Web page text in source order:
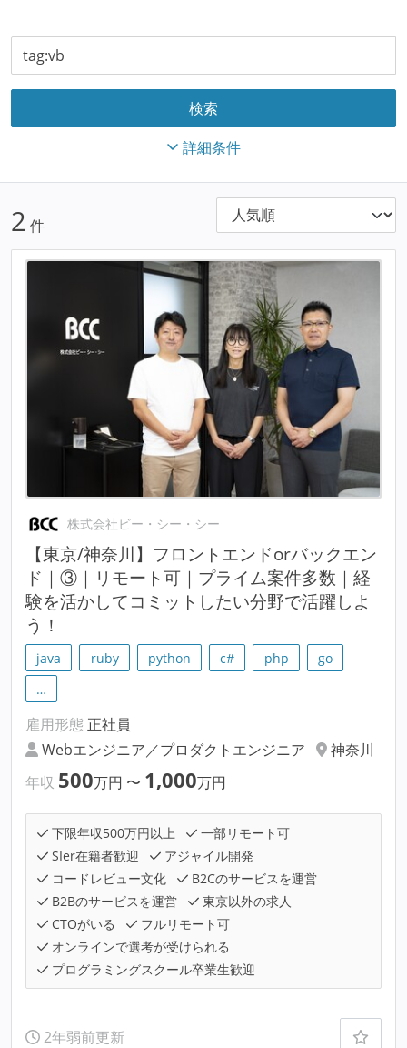
詳細条件
2 件
株式会社ビー・シー・シー
【東京/神奈川】フロントエンドorバックエン
ド｜③｜リモート可｜プライム案件多数｜経
験を活かしてコミットしたい分野で活躍しよ
う！
java ruby python c# php
go
…
雇用形態 正社員
Webエンジニア／プロダクトエンジニア
神奈川
年収 500万円 〜 1,000万円
下限年収500万円以上
一部リモート可
SIer在籍者歓迎
アジャイル開発
コードレビュー文化
B2Cのサービスを運営
B2Bのサービスを運営
東京以外の求人
CTOがいる
フルリモート可
オンラインで選考が受けられる
プログラミングスクール卒業生歓迎
2年弱前更新